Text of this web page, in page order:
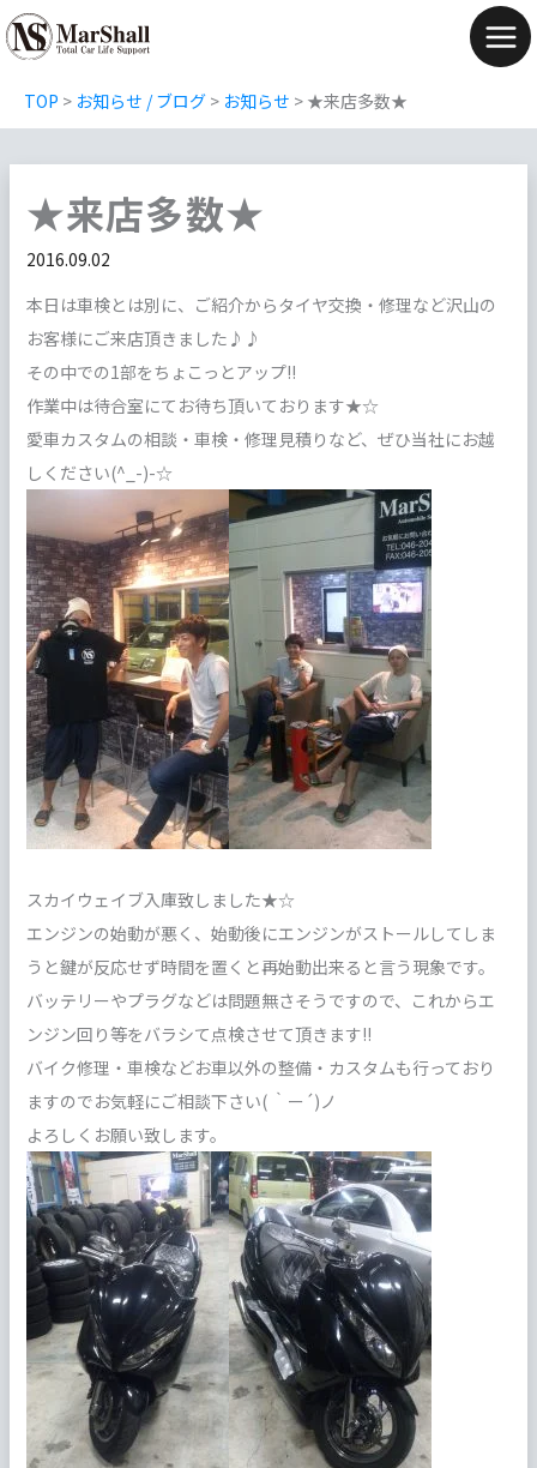
内
容
TOP > お知らせ / ブログ > お知らせ > ★来店多数★
★来店多数★
2016.09.02
本日は車検とは別に、ご紹介からタイヤ交換・修理など沢山の
お客様にご来店頂きました♪♪
その中での1部をちょこっとアップ!!
作業中は待合室にてお待ち頂いております★☆
愛車カスタムの相談・車検・修理見積りなど、ぜひ当社にお越
しください(^_-)-☆
スカイウェイブ入庫致しました★☆
エンジンの始動が悪く、始動後にエンジンがストールしてしま
うと鍵が反応せず時間を置くと再始動出来ると言う現象です。
バッテリーやプラグなどは問題無さそうですので、これからエ
ンジン回り等をバラシて点検させて頂きます!!
バイク修理・車検などお車以外の整備・カスタムも行っており
ますのでお気軽にご相談下さい( ｀ー´)ノ
よろしくお願い致します。